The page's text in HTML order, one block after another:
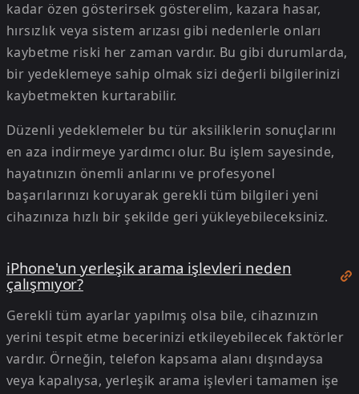
kadar özen gösterirsek gösterelim, kazara hasar,
hırsızlık veya sistem arızası gibi nedenlerle onları
kaybetme riski her zaman vardır. Bu gibi durumlarda,
bir yedeklemeye sahip olmak sizi değerli bilgilerinizi
kaybetmekten kurtarabilir.
Düzenli yedeklemeler bu tür aksiliklerin sonuçlarını
en aza indirmeye yardımcı olur. Bu işlem sayesinde,
hayatınızın önemli anlarını ve profesyonel
başarılarınızı koruyarak gerekli tüm bilgileri yeni
cihazınıza hızlı bir şekilde geri yükleyebileceksiniz.
iPhone'un yerleşik arama işlevleri neden
çalışmıyor?
Gerekli tüm ayarlar yapılmış olsa bile, cihazınızın
yerini tespit etme becerinizi etkileyebilecek faktörler
vardır. Örneğin, telefon kapsama alanı dışındaysa
veya kapalıysa, yerleşik arama işlevleri tamamen işe